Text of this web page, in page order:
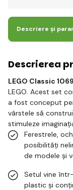
Descriere și
Descrierea
LEGO Classic
LEGO. Acest set
a fost conceput
vârstele să
stimuleze
Ferestrele,
posibilități
de modele și
Setul vine
plastic și